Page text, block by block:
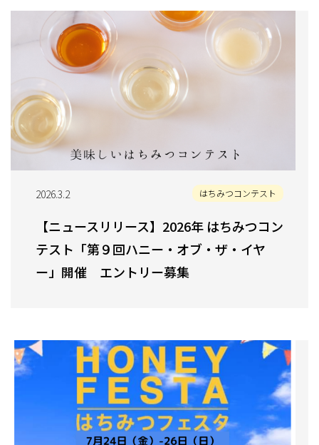
2026.3.2 はちみつコンテスト
【ニュースリリース】2026年 はちみつコン
テスト「第９回ハニー・オブ・ザ・イヤ
ー」開催 エントリー募集